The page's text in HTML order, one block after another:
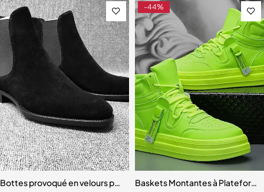
Bottes provoqué en velours pour hommes
-44%
Baskets Montantes à